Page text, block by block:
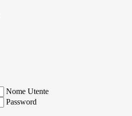
Nome Utente
Password